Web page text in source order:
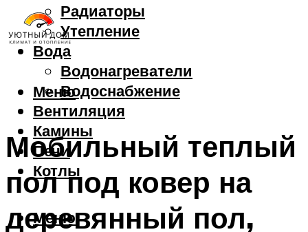
Радиаторы
Утепление
Вода
Водонагреватели
Водоснабжение
Вентиляция
Камины
Печи
Котлы
Меню
Меню
Мобильный теплый
пол под ковер на
деревянный пол,